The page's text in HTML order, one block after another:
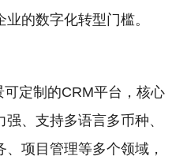
的数字化转型门槛。
定制的CRM平台，核心
、支持多语言多币种、
项目管理等多个领域，